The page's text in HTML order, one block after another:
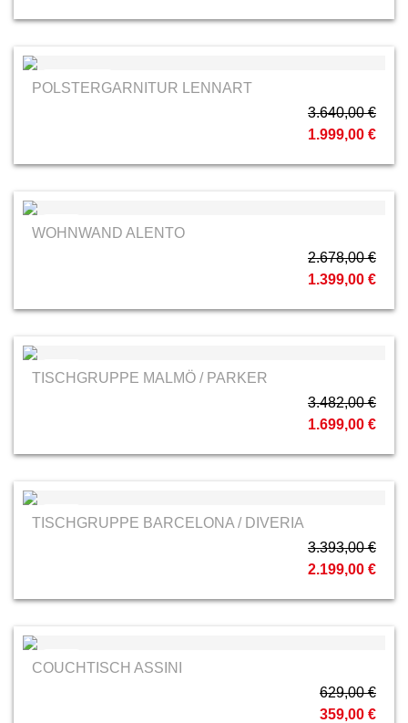
Planpolster
POLSTERGARNITUR LENNART
3.640,00 €
1.999,00 €
MCA
WOHNWAND ALENTO
2.678,00 €
1.399,00 €
MCA
TISCHGRUPPE MALMÖ / PARKER
3.482,00 €
1.699,00 €
MCA
TISCHGRUPPE BARCELONA / DIVERIA
3.393,00 €
2.199,00 €
MCA
COUCHTISCH ASSINI
629,00 €
359,00 €